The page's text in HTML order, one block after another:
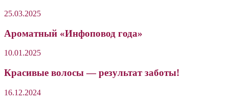
25.03.2025
Ароматный «Инфоповод года»
10.01.2025
Красивые волосы — результат заботы!
16.12.2024